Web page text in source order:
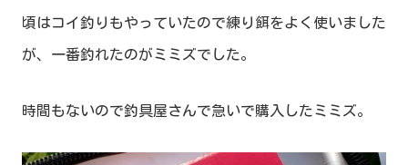
頃はコイ釣りもやっていたので練り餌をよく使いました
が、一番釣れたのがミミズでした。
時間もないので釣具屋さんで急いで購入したミミズ。